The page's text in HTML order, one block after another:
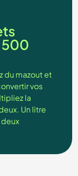
500
du mazout et
vos
la
Un litre